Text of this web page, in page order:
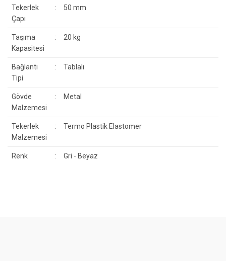
Tekerlek
Çapı
: 50 mm
Taşıma
Kapasitesi
: 20 kg
Bağlantı
Tipi
: Tablalı
Gövde
Malzemesi
: Metal
Tekerlek
Malzemesi
: Termo Plastik Elastomer
Renk : Gri - Beyaz